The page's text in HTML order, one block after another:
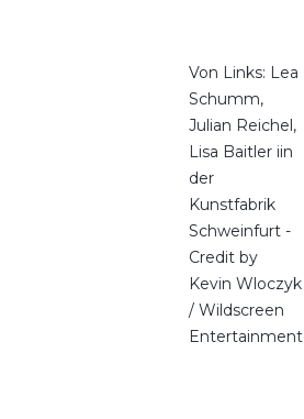
Von Links: Lea
Schumm,
Julian Reichel,
Lisa Baitler iin
der
Kunstfabrik
Schweinfurt -
Credit by
Kevin Wloczyk
/ Wildscreen
Entertainment